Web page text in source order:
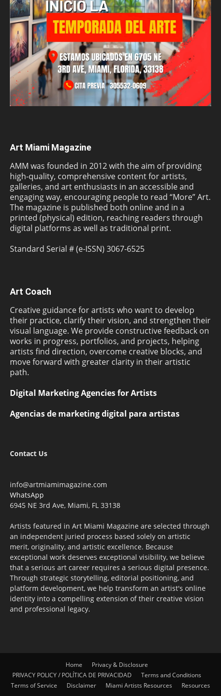
Art Miami Magazine
AMM was founded in 2012 with the aim of providing
high-quality, comprehensive content for artists,
galleries, and art enthusiasts in an accessible and
engaging way, encouraging people to read “More” Art.
The magazine is published both online and in a
printed (physical) edition, reaching readers through
digital platforms as well as traditional print.
Standard Serial # (e-ISSN) 3067-6525
Art Coach
Creative guidance for artists who want to develop
their practice, clarify their vision, and strengthen their
visual language. We provide constructive feedback on
works in progress, portfolios, and projects, helping
artists find direction, overcome creative blocks, and
move forward with greater clarity in their artistic
path.
Digital Marketing Agencies for Artists
Agencias de marketing digital para artistas
Contact Us
info@artmiamimagazine.com
WhatsApp
6945 NE 3rd Ave, Miami, FL 33138
Artists featured in Art Miami Magazine are selected through
an independent juried process based solely on artistic
merit, originality, and artistic excellence. Because
exceptional work deserves exceptional visibility, we believe
that a serious art career requires a serious digital presence.
Through strategic storytelling, editorial positioning, and
platform development, we help transform an artist's online
identity into a compelling extension of their creative vision
and professional legacy.
Home
Privacy & Disclosure
PRIVACY POLICY / POLÍTICA DE PRIVACIDAD
Terms and Conditions
Terms of Service
Disclaimer Miami Artists Resources Resources